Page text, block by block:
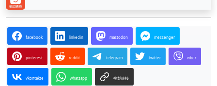
facebook linkedin mastodon messenger
pinterest reddit telegram twitter viber
vkontakte whatsapp 複製鏈接